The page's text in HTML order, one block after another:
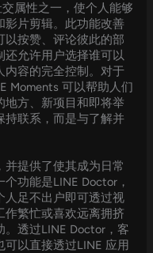
属性之一，使个人能够
影片剪辑。此功能改善
以按赞、评论彼此的部
还允许用户选择谁可以
内容的完全控制。对于
Moments 可以帮助人们
地方、新项目和即将举
持联系，而是与了解并
提供了使其成为日常
功能是LINE Doctor，
人足不出户即可透过视
作繁忙或喜欢远离拥挤
透过LINE Doctor，客
以直接透过LINE 应用